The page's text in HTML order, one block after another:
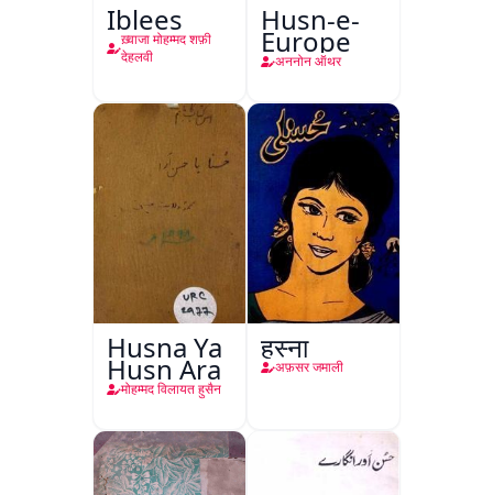
Iblees
ख़्वाजा मोहम्मद शफ़ी
देहलवी
Husn-e-
Europe
अननोन ऑथर
Husna Ya
Husn Ara
मोहम्मद विलायत हुसैन
हुस्ना
अफ़सर जमाली